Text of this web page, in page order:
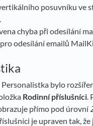
posuvníku ve
chyba při odesílání
odesílání emailů
bylo
Rodinní příslušníci.
přímo pod úrovní
je upraven tak,